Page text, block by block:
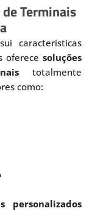
Terminais
características
oferecesoluções
totalmente
como:
personalizados